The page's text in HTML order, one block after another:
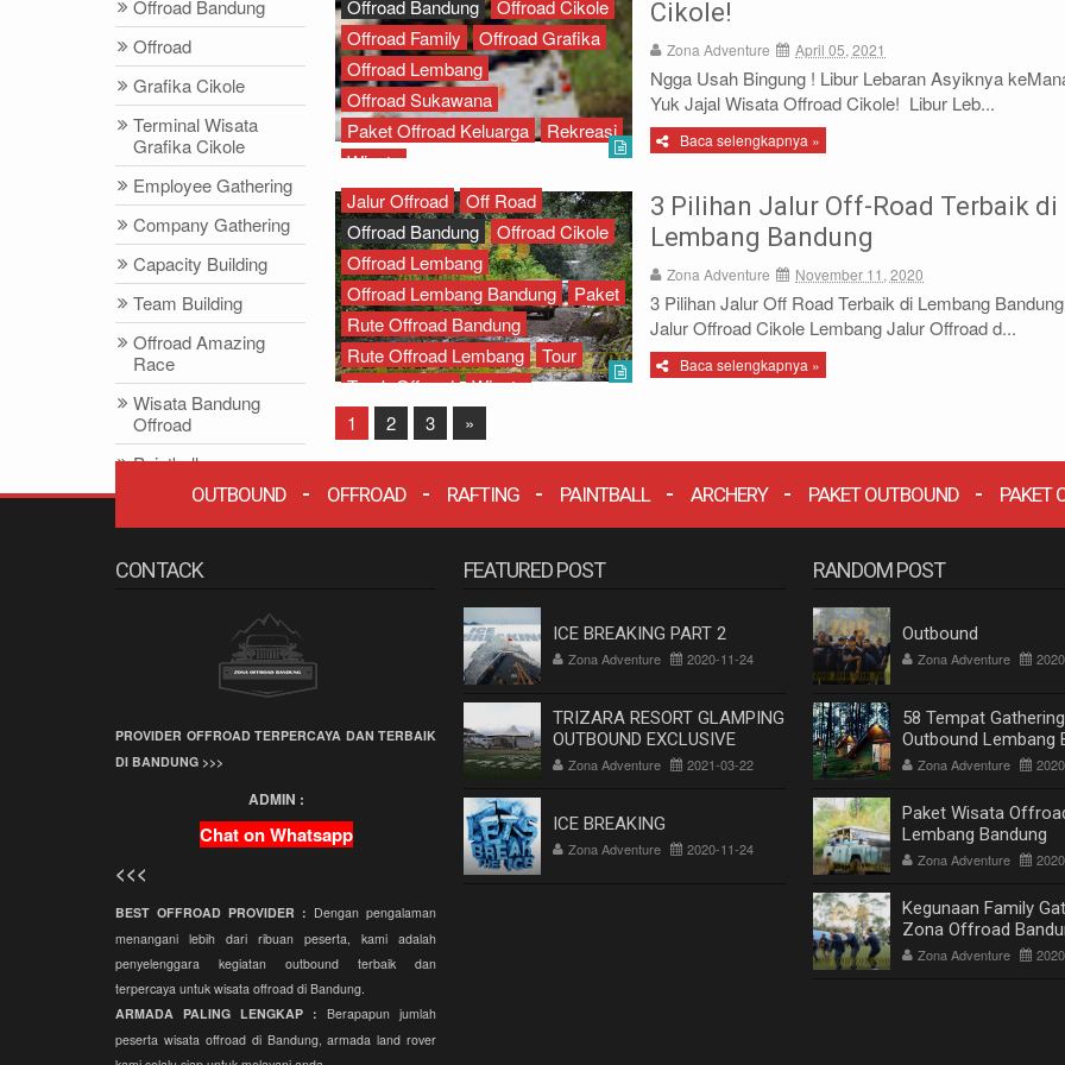
Cikole!
Zona Adventure April 05, 2021
Ngga Usah Bingung ! Libur Lebaran Asyiknya
Yuk Jajal Wisata Offroad Cikole! Libur Leb...
Baca selengkapnya »
Offroad Bandung
Offroad Cikole
Offroad Family
Offroad Grafika
Offroad Lembang
Offroad Sukawana
Paket Offroad Keluarga
Rekreasi
Wisata
3 Pilihan Jalur Off-Road Terbaik di
Lembang Bandung
Zona Adventure November 11, 2020
3 Pilihan Jalur Off Road Terbaik di Lembang Bandung
Jalur Offroad Cikole Lembang Jalur Offroad d...
Baca selengkapnya »
Jalur Offroad
Off Road
Offroad Bandung
Offroad Cikole
Offroad Lembang
Offroad Lembang Bandung
Paket
Rute Offroad Bandung
Rute Offroad Lembang
Tour
Track Offroad
Wisata
1
2 3 »
Offroad Bandung
Offroad
Grafika Cikole
Terminal Wisata
Grafika Cikole
Employee Gathering
Company Gathering
Capacity Building
Team Building
Offroad Amazing
Race
Wisata Bandung
Offroad
Paintball
Paket Offroad
Bandung
Character Building
Outbound Semi Militer
Fun Offroad Amazing
Treasure Hunt
OUTBOUND OFFROAD RAFTING PAINTBALL ARCHERY PAKET OUTBOUND PAKET
CONTACK
PROVIDER OFFROAD TERPERCAYA DAN TERBAIK
DI BANDUNG >>>
ADMIN :
Chat on Whatsapp
<<<
BEST OFFROAD PROVIDER : Dengan pengalaman
menangani lebih dari ribuan peserta, kami adalah
penyelenggara kegiatan outbound terbaik dan
terpercaya untuk wisata offroad di Bandung.
ARMADA PALING LENGKAP :Berapapun jumlah
peserta wisata offroad di Bandung, armada land rover
FEATURED POST
ICE BREAKING PART 2
Zona Adventure 2020-11-24
TRIZARA RESORT GLAMPING
OUTBOUND EXCLUSIVE
Zona Adventure 2021-03-22
ICE BREAKING
Zona Adventure 2020-11-24
RANDOM POST
Outbound
Zona Adventure
58 Tempat
Outbound Lembang
Terpopuler | Paket
Zona Adventure
Paket Wisata
Lembang Bandung
Terpavorite 2020
Zona Adventure
Kegunaan Family
Zona Offroad
Zona Adventure